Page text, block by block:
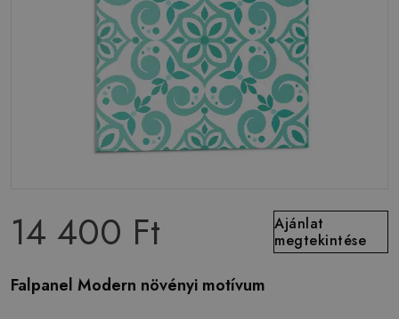
14 400 Ft
Ajánlat
megtekintése
Falpanel Modern növényi motívum